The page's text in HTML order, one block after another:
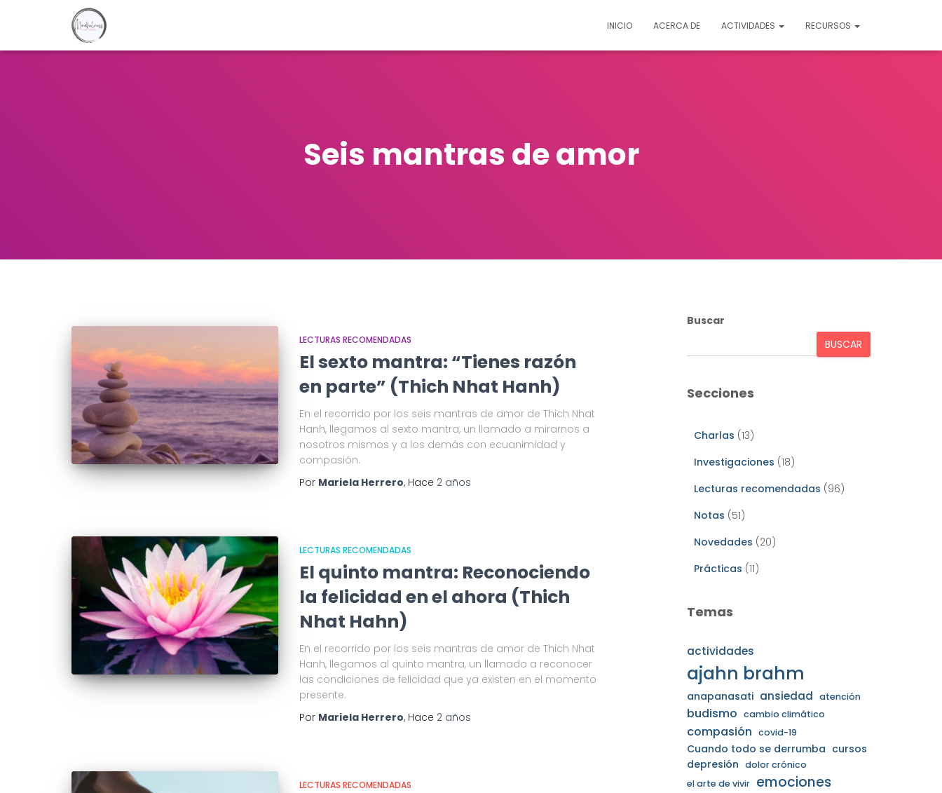
INICIO ACERCA DE ACTIVIDADES RECURSOS
Seis mantras de amor
LECTURAS RECOMENDADAS
El sexto mantra: “Tienes razón
en parte” (Thich Nhat Hanh)
En el recorrido por los seis mantras de amor de Thich Nhat
Hanh, llegamos al sexto mantra, un llamado a mirarnos a
nosotros mismos y a los demás con ecuanimidad y
compasión.
Por Mariela Herrero, Hace 2 años
LECTURAS RECOMENDADAS
El quinto mantra: Reconociendo
la felicidad en el ahora (Thich
Nhat Hahn)
En el recorrido por los seis mantras de amor de Thich Nhat
Hanh, llegamos al quinto mantra, un llamado a reconocer
las condiciones de felicidad que ya existen en el momento
presente.
Por Mariela Herrero, Hace 2 años
LECTURAS RECOMENDADAS
Buscar
BUSCAR
Secciones
Charlas (13)
Investigaciones (18)
Lecturas recomendadas (96)
Notas (51)
Novedades (20)
Prácticas (11)
Temas
actividades
ajahn brahm
anapanasati ansiedad atención
budismo cambio climático
compasión covid-19
Cuando todo se derrumba cursos
depresión dolor crónico
el arte de vivir
emociones